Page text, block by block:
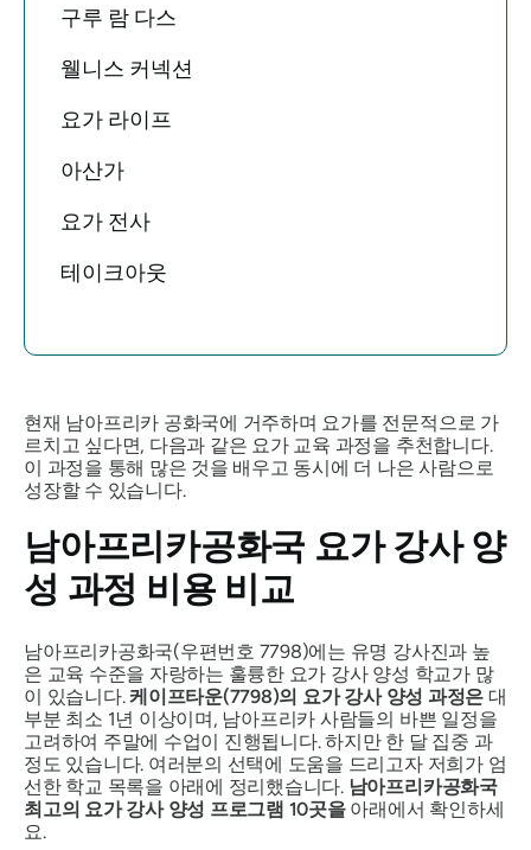
구루 람 다스
웰니스 커넥션
요가 라이프
아산가
요가 전사
테이크아웃
현재 남아프리카 공화국에 거주하며 요가를 전문적으로 가
르치고 싶다면, 다음과 같은 요가 교육 과정을 추천합니다.
이 과정을 통해 많은 것을 배우고 동시에 더 나은 사람으로
성장할 수 있습니다.
남아프리카공화국 요가 강사 양
성 과정 비용 비교
남아프리카공화국(우편번호 7798)에는 유명 강사진과 높
은 교육 수준을 자랑하는 훌륭한 요가 강사 양성 학교가 많
이 있습니다.케이프타운(7798)의 요가 강사 양성 과정은 대
부분 최소 1년 이상이며, 남아프리카 사람들의 바쁜 일정을
고려하여 주말에 수업이 진행됩니다. 하지만 한 달 집중 과
정도 있습니다. 여러분의 선택에 도움을 드리고자 저희가 엄
선한 학교 목록을 아래에 정리했습니다. 남아프리카공화국
최고의 요가 강사 양성 프로그램 10곳을아래에서 확인하세
요.